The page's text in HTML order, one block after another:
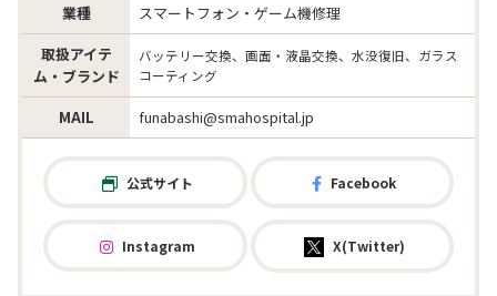
業種
スマートフォン・ゲーム機修理
取扱アイテ
ム・ブランド
バッテリー交換、画面・液晶交換、水没復旧、ガラス
コーティング
MAIL funabashi@smahospital.jp
公式サイト Facebook
Instagram X(Twitter)